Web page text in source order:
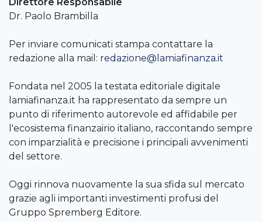
Dr. Paolo Brambilla
Per inviare comunicati stampa contattare la
redazione alla mail: redazione@lamiafinanza.it
Fondata nel 2005 la testata editoriale digitale
lamiafinanza.it ha rappresentato da sempre un
punto di riferimento autorevole ed affidabile per
l'ecosistema finanzairio italiano, raccontando sempre
con imparzialità e precisione i principali avvenimenti
del settore.
Oggi rinnova nuovamente la sua sfida sul mercato
grazie agli importanti investimenti profusi del
Gruppo Spremberg Editore.